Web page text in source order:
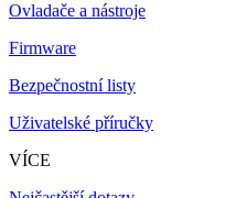
Ovladače a nástroje
Firmware
Bezpečnostní listy
Uživatelské příručky
VÍCE